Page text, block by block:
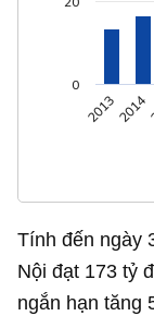
20132014
0
Tính đến ngày
Nội đạt 173 tỷ
ngắn hạn tăng